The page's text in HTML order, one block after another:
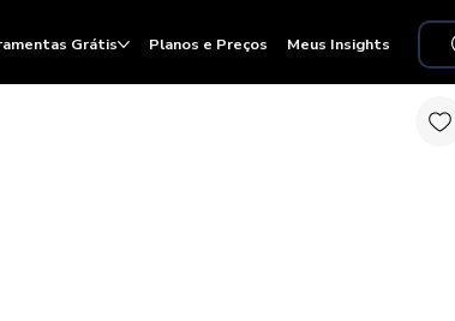
Grátis Planos e Preços Meus Insights